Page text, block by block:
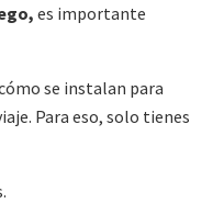
es importante
se instalan para
Para eso, solo tienes